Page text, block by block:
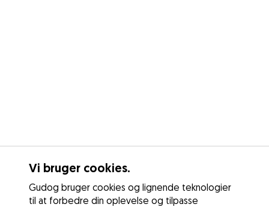
Vi bruger cookies.
Gudog bruger cookies og lignende teknologier
til at forbedre din oplevelse og tilpasse